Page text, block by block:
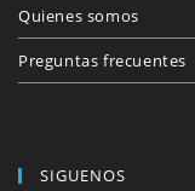
Quienes somos
Preguntas frecuentes
SIGUENOS